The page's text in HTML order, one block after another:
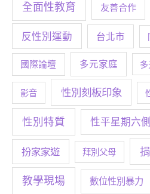
全面性教育 友善合作
反性別運動 台北市
國際論壇 多元家庭
影音 性別刻板印象
性別特質 性平星期六
扮家家遊 拜別父母
教學現場 數位性別暴力